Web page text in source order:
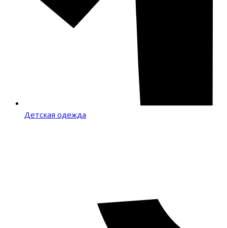
Детская одежда